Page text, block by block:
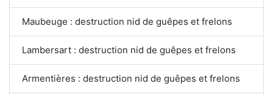
Maubeuge : destruction nid de guêpes et frelons
Lambersart : destruction nid de guêpes et frelons
Armentières : destruction nid de guêpes et frelons